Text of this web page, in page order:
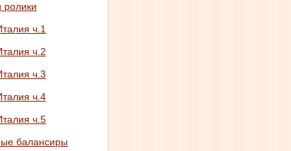
ролики
ч.1
ч.2
ч.3
ч.4
ч.5
балансиры